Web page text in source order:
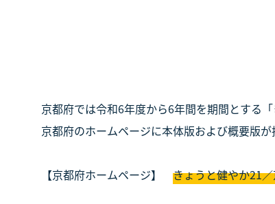
京都府では令和6年度から6年間を期間とする
京都府のホームページに本体版および概要版
【京都府ホームページ】 きょうと健やか21